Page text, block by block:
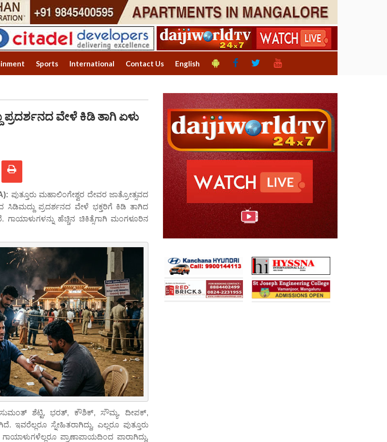
Sports International Contact Us English
ಪ್ರದರ್ಶನದ ವೇಳೆ ಕಿಡಿ ತಾಗಿ ಏಳು
ಪುತ್ತೂರು ಮಹಾಲಿಂಗೇಶ್ವರ ದೇವರ ಜಾತ್ರೋತ್ಸವದ
ಸಿಡಿಮದ್ದು ಪ್ರದರ್ಶನದ ವೇಳೆ ಭಕ್ತರಿಗೆ ಕಿಡಿ ತಾಗಿದ
ಹೆಚ್ಚಿನ ಚಿಕಿತ್ಸೆಗಾಗಿ ಮಂಗಳೂರಿನ
ಸುಮಂತ್ ಶೆಟ್ಟಿ, ಭರತ್, ಕೌಶಿಕ್, ಸೌಮ್ಯ, ದೀಪಕ್,
ಸ್ನೇಹಿತರಾಗಿದ್ದು, ಎಲ್ಲರೂ ಪುತ್ತೂರು
ಗಾಯಾಳುಗಳೆಲ್ಲರೂ ಪ್ರಾಣಾಪಾಯದಿಂದ ಪಾರಾಗಿದ್ದು,